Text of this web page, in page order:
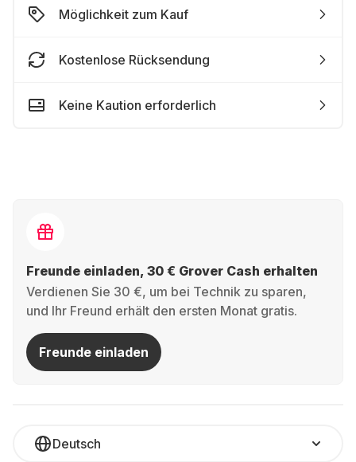
Möglichkeit zum Kauf
Kostenlose Rücksendung
Keine Kaution erforderlich
Freunde einladen, 30 € Grover Cash erhalten
Verdienen Sie 30 €, um bei Technik zu sparen,
und Ihr Freund erhält den ersten Monat gratis.
Freunde einladen
Deutsch